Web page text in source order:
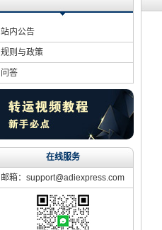
站内公告
规则与政策
问答
在线服务
邮箱：support@adiexpress.com